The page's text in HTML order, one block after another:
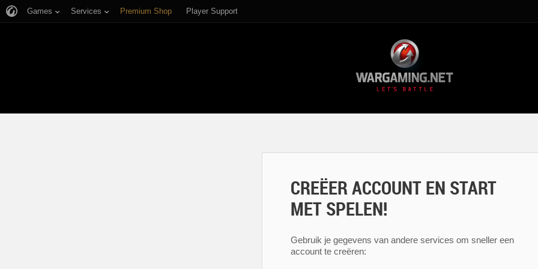
Games Services Premium Shop Player Support
CREËER ACCOUNT EN START
MET SPELEN!
Gebruik je gegevens van andere services om sneller een
account te creëren: